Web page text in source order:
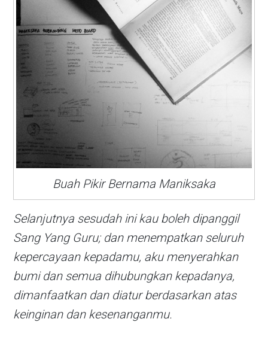
Buah Pikir Bernama Maniksaka
Selanjutnya sesudah ini kau boleh dipanggil
Sang Yang Guru; dan menempatkan seluruh
kepercayaan kepadamu, aku menyerahkan
bumi dan semua dihubungkan kepadanya,
dimanfaatkan dan diatur berdasarkan atas
keinginan dan kesenanganmu.